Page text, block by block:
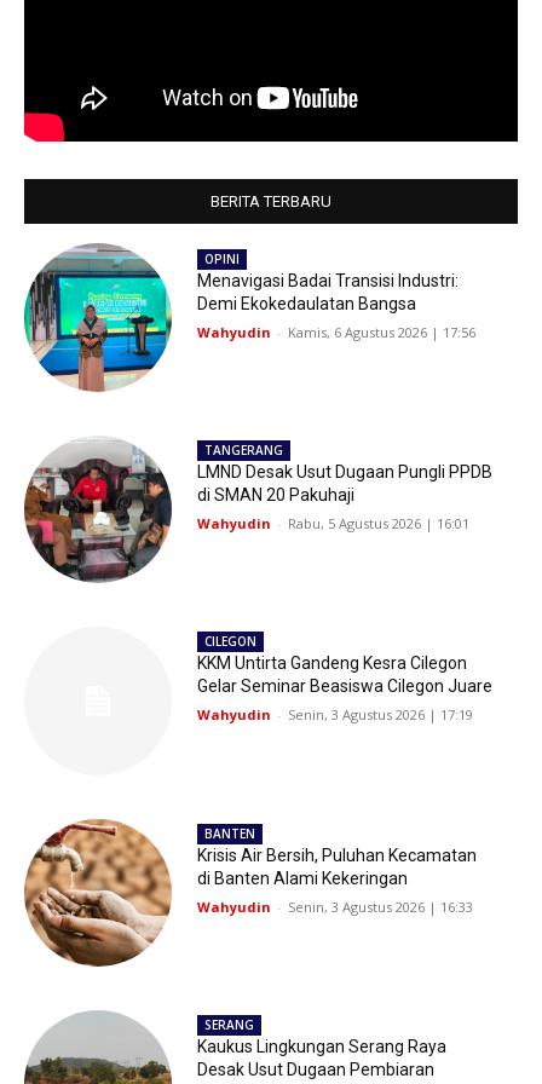
BERITA TERBARU
OPINI
Menavigasi Badai Transisi Industri:
Demi Ekokedaulatan Bangsa
Wahyudin - Kamis, 6 Agustus 2026 | 17:56
TANGERANG
LMND Desak Usut Dugaan Pungli PPDB
di SMAN 20 Pakuhaji
Wahyudin - Rabu, 5 Agustus 2026 | 16:01
CILEGON
KKM Untirta Gandeng Kesra Cilegon
Gelar Seminar Beasiswa Cilegon Juare
Wahyudin - Senin, 3 Agustus 2026 | 17:19
BANTEN
Krisis Air Bersih, Puluhan Kecamatan
di Banten Alami Kekeringan
Wahyudin - Senin, 3 Agustus 2026 | 16:33
SERANG
Kaukus Lingkungan Serang Raya
Desak Usut Dugaan Pembiaran